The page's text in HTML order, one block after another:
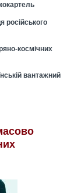
російського
космічних
вантажний